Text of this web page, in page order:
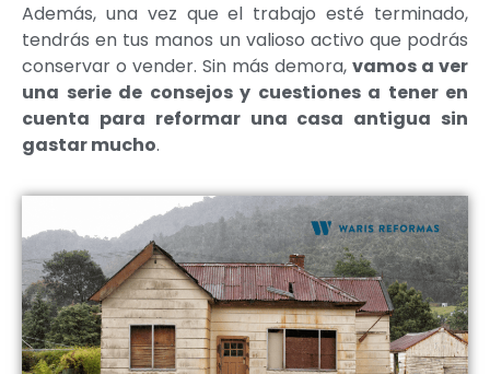
Además, una vez que el trabajo esté terminado,
tendrás en tus manos un valioso activo que podrás
conservar o vender. Sin más demora, vamos a ver
una serie de consejos y cuestiones a tener en
cuenta para reformar una casa antigua sin
gastar mucho.